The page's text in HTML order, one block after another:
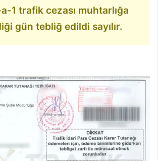
1 trafik cezası muhtarlığa
gün tebliğ edildi sayılır.